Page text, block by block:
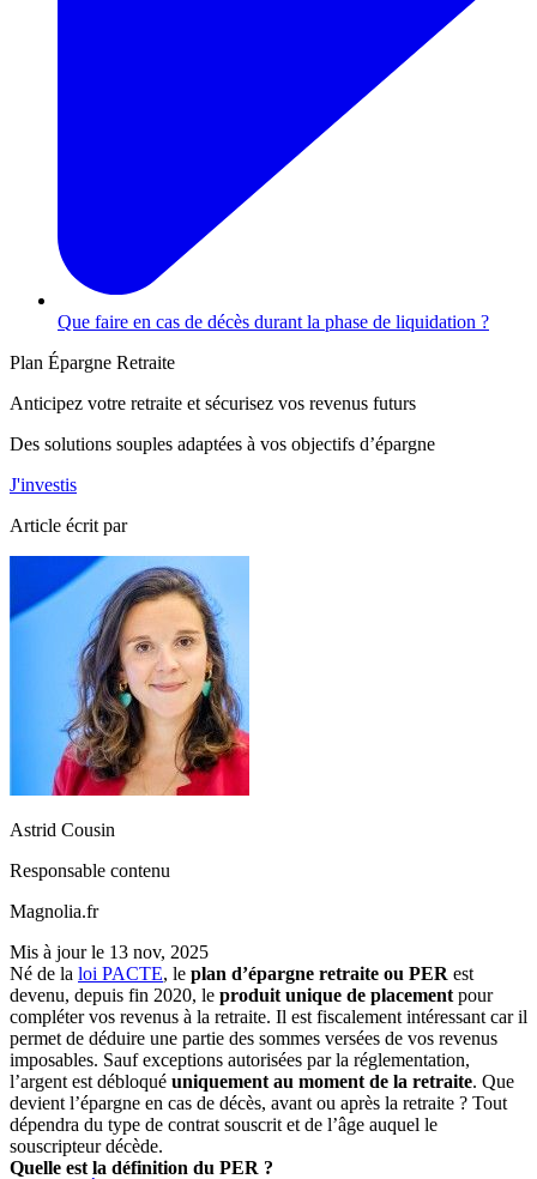
Que faire en cas de décès durant la phase de liquidation ?
Plan Épargne Retraite
Anticipez votre retraite et sécurisez vos revenus futurs
Des solutions souples adaptées à vos objectifs d’épargne
J'investis
Article écrit par
Astrid Cousin
Responsable contenu
Magnolia.fr
Mis à jour le 13 nov, 2025
Né de la loi PACTE, le plan d’épargne retraite ou PER est
devenu, depuis fin 2020, le produit unique de placement pour
compléter vos revenus à la retraite. Il est fiscalement intéressant car il
permet de déduire une partie des sommes versées de vos revenus
imposables. Sauf exceptions autorisées par la réglementation,
l’argent est débloqué uniquement au moment de la retraite. Que
devient l’épargne en cas de décès, avant ou après la retraite ? Tout
dépendra du type de contrat souscrit et de l’âge auquel le
souscripteur décède.
Quelle est la définition du PER ?